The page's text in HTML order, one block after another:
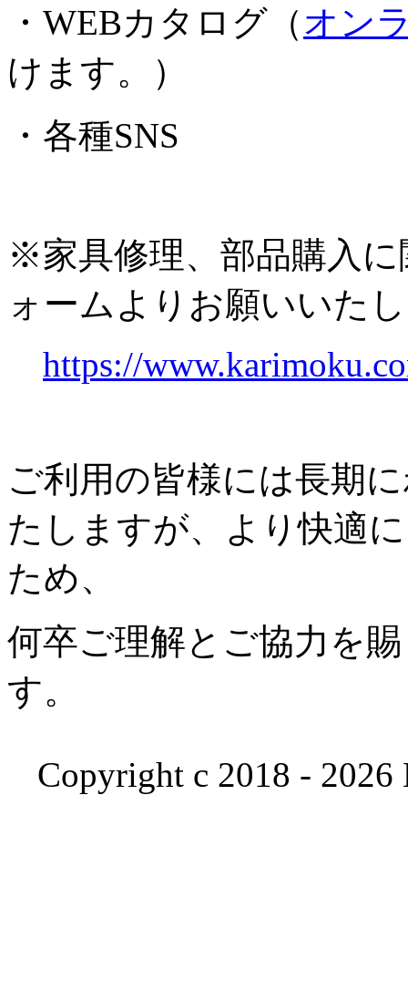
・WEBカタログ（オン
けます。）
・各種SNS
※家具修理、部品購入
ォームよりお願いいた
https://
ご利用の皆様には長期
たしますが、より快適
ため、
何卒ご理解とご協力を
す。
Copyright c 2018 -